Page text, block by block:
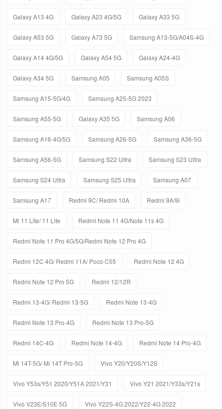
Galaxy A13 4G Galaxy A23 4G/5G Galaxy A33 5G
Galaxy A53 5G Galaxy A73 5G Samsung A13-5G/A04S-4G
Galaxy A14 4G/5G Galaxy A54 5G Galaxy A24-4G
Galaxy A34 5G Samsung A05 Samsung A05S
Samsung A15-5G/4G Samsung A25-5G 2023
Samsung A55-5G Galaxy A35 5G Samsung A06
Samsung A16-4G/5G Samsung A26-5G Samsung A36-5G
Samsung A56-5G Samsung S22 Ultra Samsung S23 Ultra
Samsung S24 Ultra Samsung S25 Ultra Samsung A07
Samsung A17 Redmi 9C/ Redmi 10A Redmi 9A/9i
Mi 11 Lite/ 11 Lite Redmi Note 11 4G/Note 11s 4G
Redmi Note 11 Pro 4G/5G/Redmi Note 12 Pro 4G
Redmi 12C 4G/ Redmi 11A/ Poco C55 Redmi Note 12 4G
Redmi Note 12 Pro 5G Redmi 12/12R
Redmi 13-4G/ Redmi 13-5G Redmi Note 13-4G
Redmi Note 13 Pro-4G Redmi Note 13 Pro-5G
Redmi 14C-4G Redmi Note 14-4G Redmi Note 14 Pro-4G
Mi 14T-5G/ Mi 14T Pro-5G Vivo Y20/Y20S/Y12S
Vivo Y53s/Y51 2020/Y51A 2021/Y31 Vivo Y21 2021/Y33s/Y21s
Vivo V23E/S10E 5G Vivo Y22S-4G 2022/Y22-4G 2022